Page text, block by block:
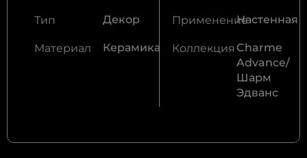
Тип Декор ПрименениеНастенная
Материал Керамика Коллекция Charme
Advance/
Шарм
Эдванс